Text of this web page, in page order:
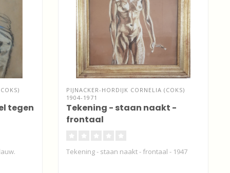
tegen
PIJNACKER-HORDIJK CORNELIA (COKS)
1904-1971
Tekening - staan naakt -
frontaal
Tekening - staan naakt - frontaal - 1947